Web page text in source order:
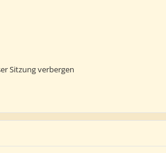
Sitzung verbergen